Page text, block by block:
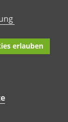
erlauben
88·
036